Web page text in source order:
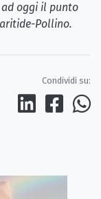
oggi il punto
Pollino.
Condividi su: